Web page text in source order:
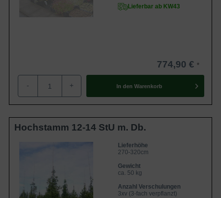
Lieferbar ab KW43
774,90 €
- + In den Warenkorb
Hochstamm 12-14 StU m. Db.
Lieferhöhe
270-320cm
Gewicht
ca. 50 kg
Anzahl Verschulungen
3xv (3-fach verpflanzt)